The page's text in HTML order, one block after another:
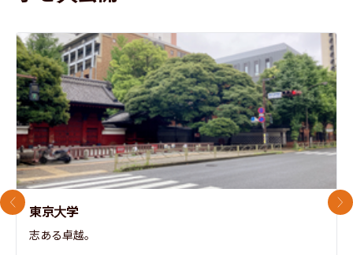
東京大学
志ある卓越。
前のスライド 次